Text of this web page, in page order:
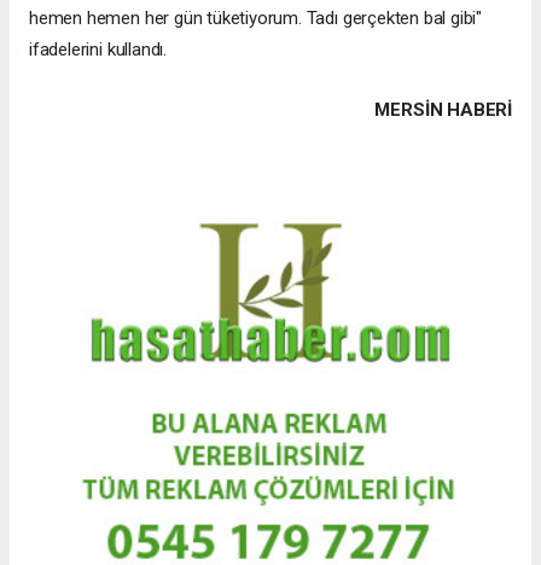
hemen hemen her gün tüketiyorum. Tadı gerçekten bal gibi"
ifadelerini kullandı.
MERSIN HABERİ